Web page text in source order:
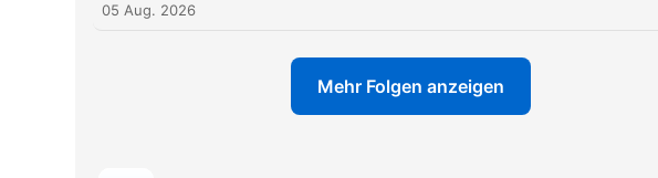
05 Aug. 2026
Mehr Folgen anzeigen